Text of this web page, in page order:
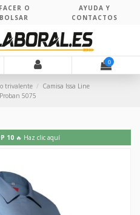
O
AYUDA Y
CONTACTOS
0
trivalente
Camisa Issa Line
5075
10 🔥 Haz clic aquí